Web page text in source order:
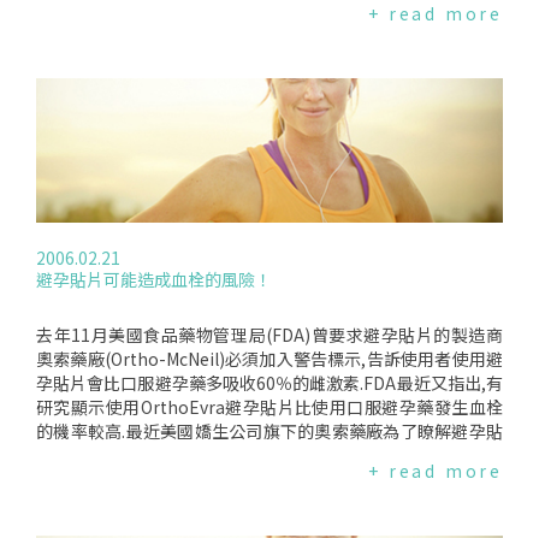
到光是攝取維他命D和鈣質是不夠的；除此之外,平時就該多注
畫"的一部份,也是截至目前為止規模最大的研究,總共歷時七年,
取樣36282位50至79歲的婦女,其中一半的參與者每天攝取1000
毫克的鈣和400單位的維他命D,另一半的參與者則食用安慰劑；
這份研究結果顯示六十歲以上的婦女食用鈣片的話,可以降低2
1％髖骨骨折的機率,但,整體而言,對骨質的密度卻沒有太大的影
響,因此研究結果有可能表示在晚年攝取鈣質和維他命D的益處
意.這項研究亦有不可控制的變因,例如,很多參與者在研究開始
前就已經食用鈣片,而在實驗開始後,不論他們被分配到實驗組或
也增加了研究的不確定性,還有些婦女可能因為食用了賀爾蒙藥
物而降低了骨折的可能性；此外,研究也指出鈣質並不能有效預
防大腸癌.
+ read more
2006.02.21
避孕貼片可能造成血栓的風險！
去年11月美國食品藥物管理局(FDA)曾要求避孕貼片的製造商
奧索藥廠(Ortho-McNeil)必須加入警告標示,告訴使用者使用避
孕貼片會比口服避孕藥多吸收60％的雌激素.FDA最近又指出,有
研究顯示使用OrthoEvra避孕貼片比使用口服避孕藥發生血栓
的機率較高.最近美國嬌生公司旗下的奧索藥廠為了瞭解避孕貼
孕貼片的婦女比使用口服避孕藥的婦女,會發生兩倍的非致命血
+ read more